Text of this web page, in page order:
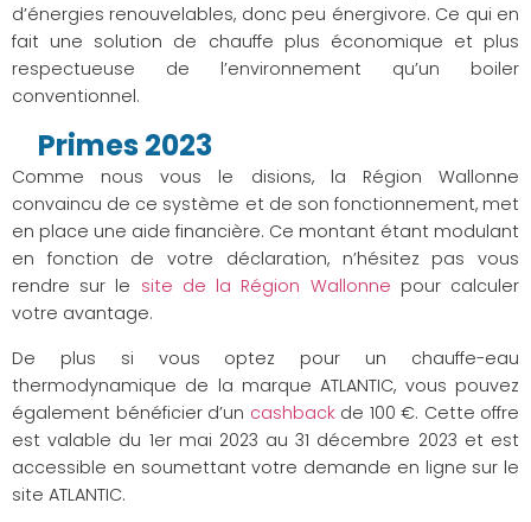
d’énergies renouvelables, donc peu énergivore. Ce qui en
fait une solution de chauffe plus économique et plus
respectueuse de l’environnement qu’un boiler
conventionnel.
Primes 2023
Comme nous vous le disions, la Région Wallonne
convaincu de ce système et de son fonctionnement, met
en place une aide financière. Ce montant étant modulant
en fonction de votre déclaration, n’hésitez pas vous
rendre sur le site de la Région Wallonne pour calculer
votre avantage.
De plus si vous optez pour un chauffe-eau
thermodynamique de la marque ATLANTIC, vous pouvez
également bénéficier d’un cashbackde 100 €. Cette offre
est valable du 1er mai 2023 au 31 décembre 2023 et est
accessible en soumettant votre demande en ligne sur le
site ATLANTIC.